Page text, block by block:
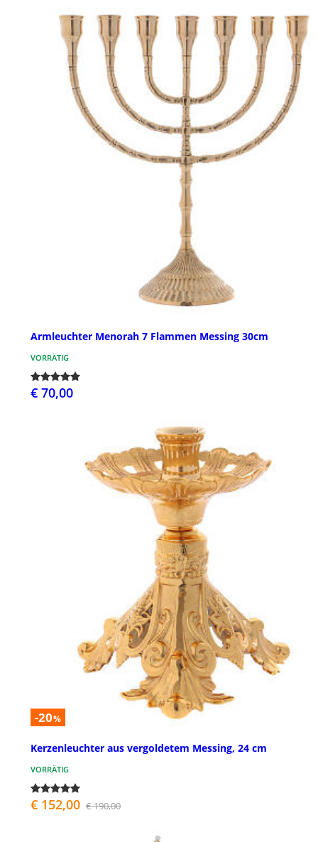
Armleuchter Menorah 7 Flammen Messing 30cm
VORRÄTIG
€ 70,00
-20%
Kerzenleuchter aus vergoldetem Messing, 24 cm
VORRÄTIG
€ 152,00 € 190,00